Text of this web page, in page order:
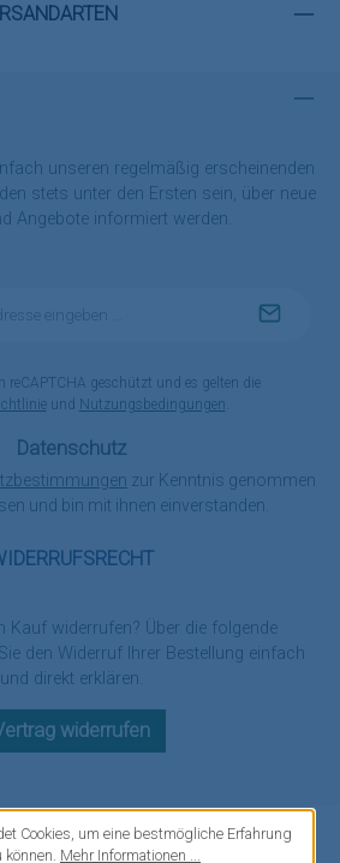
Kauf widerrufen? Über die folgende
den Widerruf Ihrer Bestellung einfach
und direkt erklären.
widerrufen
unseren regelmäßig erscheinenden
stets unter den Ersten sein, über neue
Angebote informiert werden.
reCAPTCHA geschützt und es gelten die
und Nutzungsbedingungen
Datenschutz
zur Kenntnis genommen
und bin mit ihnen einverstanden.
Cookies, um eine bestmögliche Erfahrung
Mehr Informationen ...